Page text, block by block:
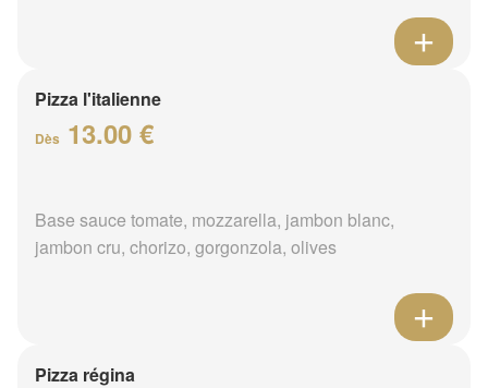
Pizza l'italienne
Dès 13.00 €
Base sauce tomate, mozzarella, jambon blanc,
jambon cru, chorizo, gorgonzola, olives
Pizza régina